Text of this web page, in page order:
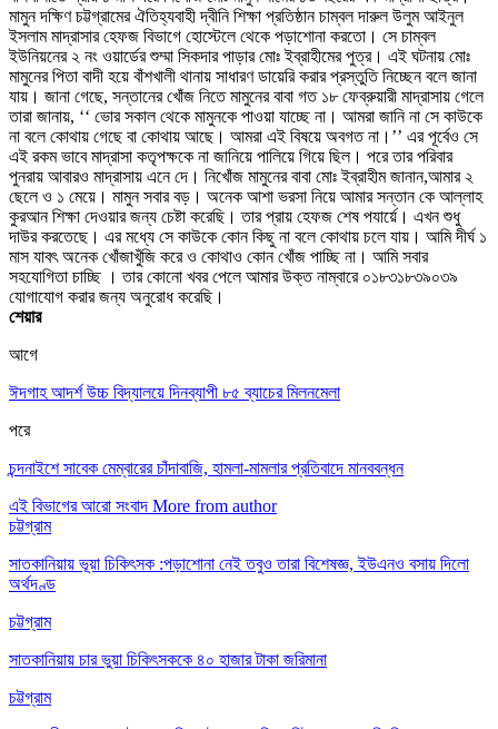
মামুন দক্ষিণ চট্টগ্রামের ঐতিহ্যবাহী দ্বীনি শিক্ষা প্রতিষ্ঠান চাম্বল দারুল উলুম আইনুল
ইসলাম মাদ্রাসার হেফজ বিভাগে হোস্টেলে থেকে পড়াশোনা করতো। সে চাম্বল
ইউনিয়নের ২ নং ওয়ার্ডের শুম্মা সিকদার পাড়ার মোঃ ইব্রাহীমের পুত্র। এই ঘটনায় মোঃ
মামুনের পিতা বাদী হয়ে বাঁশখালী থানায় সাধারণ ডায়েরি করার প্রস্তুতি নিচ্ছেন বলে জানা
যায়। জানা গেছে, সন্তানের খোঁজ নিতে মামুনের বাবা গত ১৮ ফেব্রুয়ারী মাদ্রাসায় গেলে
তারা জানায়, ‘‘ ভোর সকাল থেকে মামুনকে পাওয়া যাচ্ছে না। আমরা জানি না সে কাউকে
না বলে কোথায় গেছে বা কোথায় আছে। আমরা এই বিষয়ে অবগত না।’’ এর পূর্বেও সে
এই রকম ভাবে মাদ্রাসা কতৃপক্ষকে না জানিয়ে পালিয়ে গিয়ে ছিল। পরে তার পরিবার
পুনরায় আবারও মাদ্রাসায় এনে দে। নিখোঁজ মামুনের বাবা মোঃ ইব্রাহীম জানান,আমার ২
ছেলে ও ১ মেয়ে। মামুন সবার বড়। অনেক আশা ভরসা নিয়ে আমার সন্তান কে আল্লাহ
কুরআন শিক্ষা দেওয়ার জন্য চেষ্টা করেছি। তার প্রায় হেফজ শেষ পযার্য়ে। এখন শুধু
দাউর করতেছে। এর মধ্যে সে কাউকে কোন কিছু না বলে কোথায় চলে যায়। আমি দীর্ঘ ১
মাস যাবৎ অনেক খোঁজাখুঁজি করে ও কোথাও কোন খোঁজ পাচ্ছি না। আমি সবার
সহযোগিতা চাচ্ছি । তার কোনো খবর পেলে আমার উক্ত নাম্বারে ০১৮৩১৮৩৯০৩৯
যোগাযোগ করার জন্য অনুরোধ করেছি।
শেয়ার
আগে
ঈদগাহ আদর্শ উচ্চ বিদ্যালয়ে দিনব্যাপী ৮৫ ব্যাচের মিলনমেলা
পরে
চন্দনাইশে সাবেক মেম্বারের চাঁদাবাজি, হামলা-মামলার প্রতিবাদে মানববন্ধন
এই বিভাগের আরো সংবাদ More from author
চট্টগ্রাম
সাতকানিয়ায় ভূয়া চিকিৎসক :পড়াশোনা নেই তবুও তারা বিশেষজ্ঞ, ইউএনও বসায় দিলো
অর্থদণ্ড
চট্টগ্রাম
সাতকানিয়ায় চার ভুয়া চিকিৎসককে ৪০ হাজার টাকা জরিমানা
চট্টগ্রাম